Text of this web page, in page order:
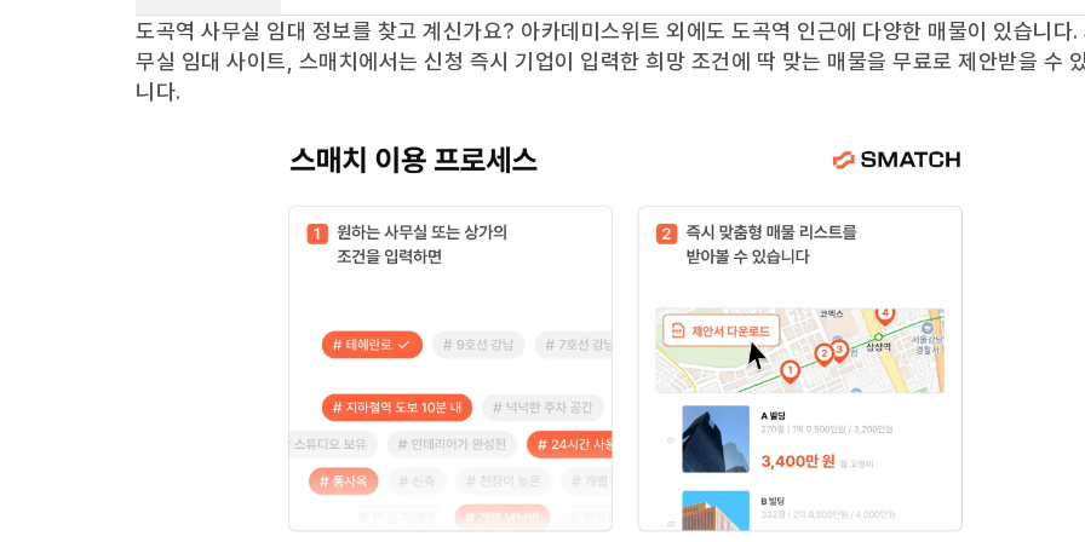
도곡역 사무실 임대 정보를 찾고 계신가요? 아카데미스위트 외에도 도곡역 인근에 다양한 매물이 있습니다.
무실 임대 사이트, 스매치에서는 신청 즉시 기업이 입력한 희망 조건에 딱 맞는 매물을 무료로 제안받을 수
니다.